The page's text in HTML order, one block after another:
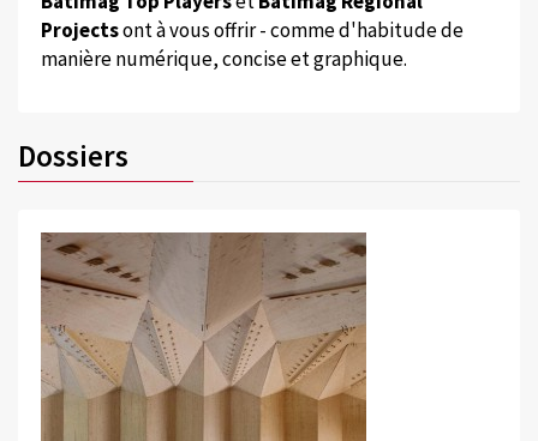
Projectsont à vous offrir - comme d'habitude de
manière numérique, concise et graphique.
Dossiers